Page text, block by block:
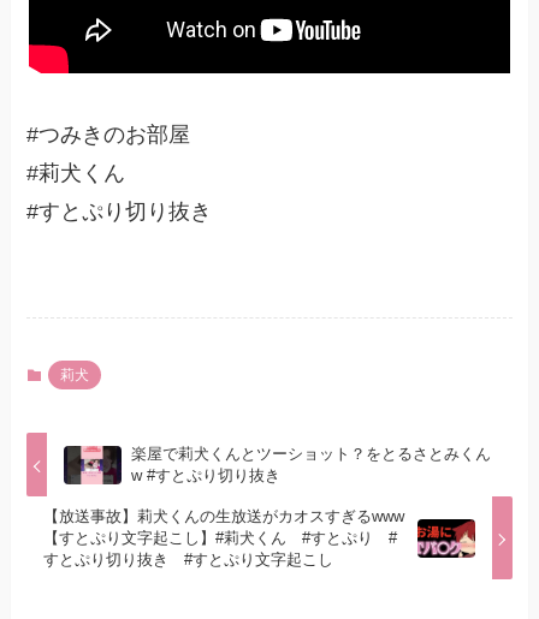
#つみきのお部屋
#莉犬くん
#すとぷり切り抜き
莉犬
楽屋で莉犬くんとツーショット？をとるさとみくん
w #すとぷり切り抜き
【放送事故】莉犬くんの生放送がカオスすぎるwww
【すとぷり文字起こし】#莉犬くん #すとぷり #
すとぷり切り抜き #すとぷり文字起こし